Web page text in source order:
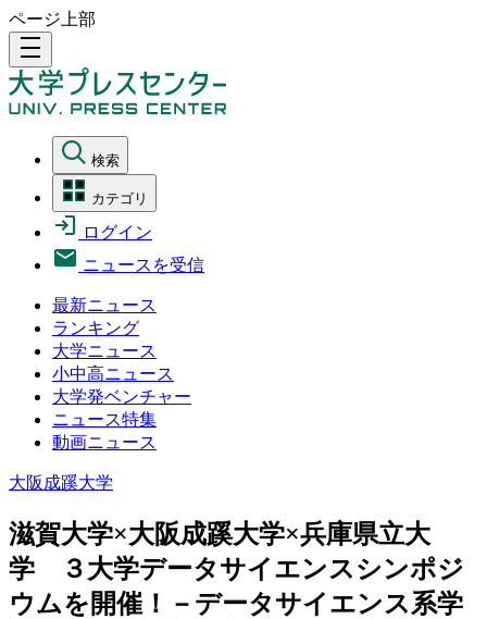
ページ上部
density_medium
検索
カテゴリ
ログイン
ニュースを受信
最新ニュース
ランキング
大学ニュース
小中高ニュース
大学発ベンチャー
ニュース特集
動画ニュース
大阪成蹊大学
滋賀大学×大阪成蹊大学×兵庫県立大
学 ３大学データサイエンスシンポジ
ウムを開催！－データサイエンス系学